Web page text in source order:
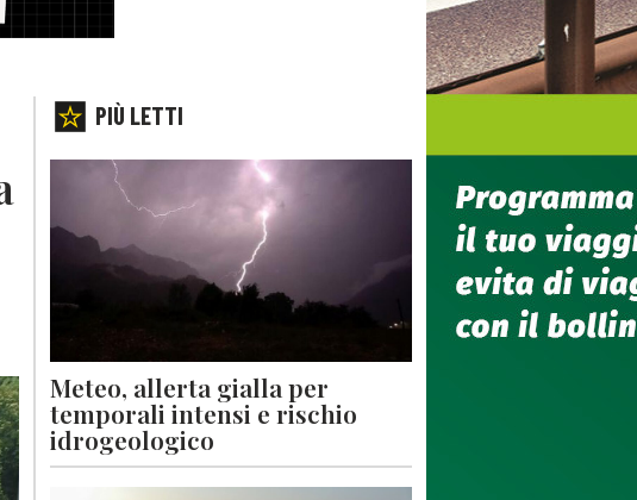
PIÙ LETTI
Meteo, allerta gialla per
temporali intensi e rischio
idrogeologico